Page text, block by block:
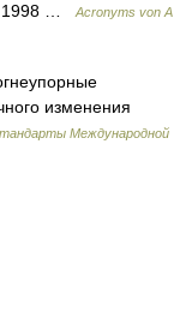
1998 …
Acronyms von A
изменения
Международной